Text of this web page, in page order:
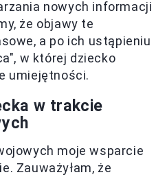
nowych informacji
że objawy te
a po ich ustąpieniu
w której dziecko
umiejętności.
w trakcie
moje wsparcie
Zauważyłam, że